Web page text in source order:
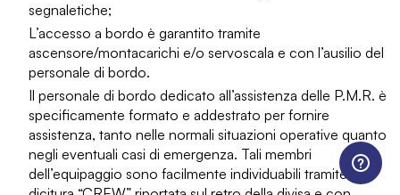
segnaletiche;
L’accesso a bordo è garantito tramite
ascensore/montacarichi e/o servoscala e con l’ausilio del
personale di bordo.
Il personale di bordo dedicato all’assistenza delle P.M.R. è
specificamente formato e addestrato per fornire
assistenza, tanto nelle normali situazioni operative quanto
negli eventuali casi di emergenza. Tali membri
dell’equipaggio sono facilmente individuabili tramite la